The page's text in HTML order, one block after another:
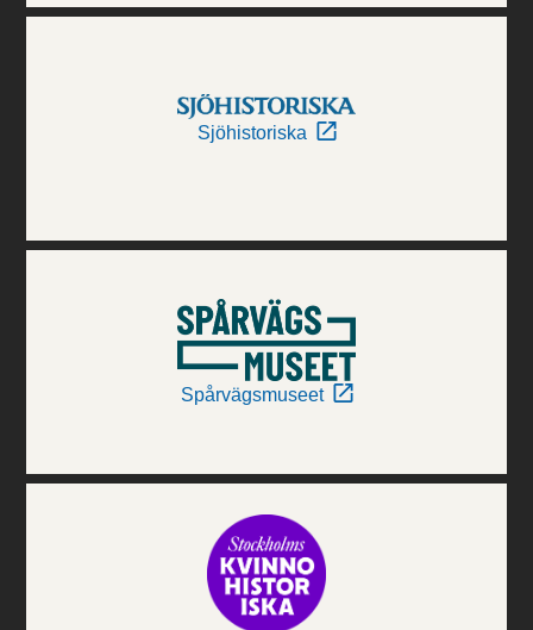
Sjöhistoriska
Spårvägsmuseet